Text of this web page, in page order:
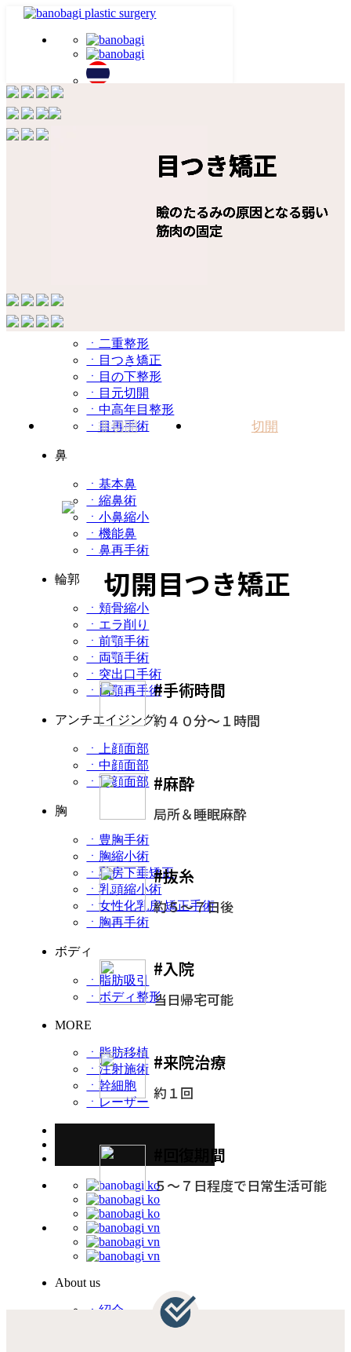
目
ㆍ二重整形
ㆍ目つき矯正
ㆍ目の下整形
ㆍ目元切開
ㆍ中高年目整形
ㆍ目再手術
鼻
ㆍ基本鼻
ㆍ縮鼻術
ㆍ小鼻縮小
ㆍ機能鼻
ㆍ鼻再手術
輪郭
ㆍ頬骨縮小
ㆍエラ削り
ㆍ前顎手術
ㆍ両顎手術
ㆍ突出口手術
ㆍ両顎再手術
アンチエイジング
ㆍ上顔面部
ㆍ中顔面部
ㆍ下顔面部
胸
ㆍ豊胸手術
ㆍ胸縮小術
ㆍ乳房下垂矯正
ㆍ乳頭縮小術
ㆍ女性化乳房 矯正手術
ㆍ胸再手術
ボディ
ㆍ脂肪吸引
ㆍボディ整形
MORE
ㆍ脂肪移植
ㆍ注射施術
ㆍ幹細胞
ㆍレーザー
About us
ㆍ紹介
目つき矯正
瞼のたるみの原因となる弱い
筋肉の固定
目つき矯正
瞼のたるみの原因となる弱い
筋肉の固定
目つき矯正
瞼のたるみの原因となる弱い
筋肉の固定
目つき矯正
瞼のたるみの原因となる弱い
筋肉の固定
非切開 切開
切開目つき矯正
#手術時間
約４０分～１時間
#麻酔
局所＆睡眠麻酔
#抜糸
約５～７日後
#入院
当日帰宅可能
#来院治療
約１回
#回復期間
５～７日程度で日常生活可能